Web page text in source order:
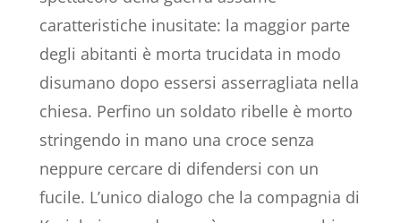
caratteristiche inusitate: la maggior parte
degli abitanti è morta trucidata in modo
disumano dopo essersi asserragliata nella
chiesa. Perfino un soldato ribelle è morto
stringendo in mano una croce senza
neppure cercare di difendersi con un
fucile. L’unico dialogo che la compagnia di